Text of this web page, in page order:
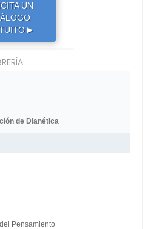
UN
▶
de Dianética
Pensamiento